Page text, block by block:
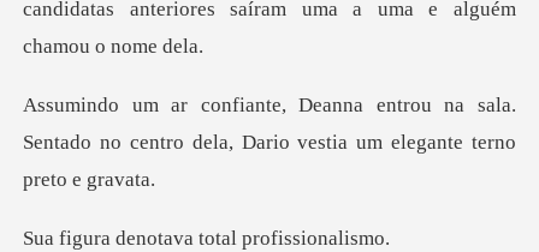
na sala.
Sentado no centro dela, Dario
otava total pr